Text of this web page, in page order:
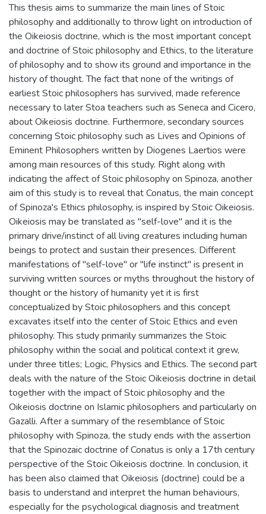
This thesis aims to summarize the main lines of Stoic
philosophy and additionally to throw light on introduction of
the Oikeiosis doctrine, which is the most important concept
and doctrine of Stoic philosophy and Ethics, to the literature
of philosophy and to show its ground and importance in the
history of thought. The fact that none of the writings of
earliest Stoic philosophers has survived, made reference
necessary to later Stoa teachers such as Seneca and Cicero,
about Oikeiosis doctrine. Furthermore, secondary sources
concerning Stoic philosophy such as Lives and Opinions of
Eminent Philosophers written by Diogenes Laertios were
among main resources of this study. Right along with
indicating the affect of Stoic philosophy on Spinoza, another
aim of this study is to reveal that Conatus, the main concept
of Spinoza's Ethics philosophy, is inspired by Stoic Oikeiosis.
Oikeiosis may be translated as "self-love" and it is the
primary drive/instinct of all living creatures including human
beings to protect and sustain their presences. Different
manifestations of "self-love" or "life instinct" is present in
surviving written sources or myths throughout the history of
thought or the history of humanity yet it is first
conceptualized by Stoic philosophers and this concept
excavates itself into the center of Stoic Ethics and even
philosophy. This study primarily summarizes the Stoic
philosophy within the social and political context it grew,
under three titles; Logic, Physics and Ethics. The second part
deals with the nature of the Stoic Oikeiosis doctrine in detail
together with the impact of Stoic philosophy and the
Oikeiosis doctrine on Islamic philosophers and particularly on
Gazalli. After a summary of the resemblance of Stoic
philosophy with Spinoza, the study ends with the assertion
that the Spinozaic doctrine of Conatus is only a 17th century
perspective of the Stoic Oikeiosis doctrine. In conclusion, it
has been also claimed that Oikeiosis (doctrine) could be a
basis to understand and interpret the human behaviours,
especially for the psychological diagnosis and treatment